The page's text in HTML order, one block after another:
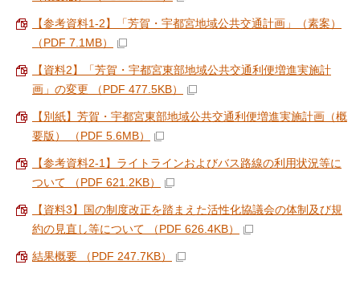
【参考資料1-2】「芳賀・宇都宮地域公共交通計画」（素案）
（PDF 7.1MB）
【資料2】「芳賀・宇都宮東部地域公共交通利便増進実施計
画」の変更 （PDF 477.5KB）
【別紙】芳賀・宇都宮東部地域公共交通利便増進実施計画（概
要版） （PDF 5.6MB）
【参考資料2-1】ライトラインおよびバス路線の利用状況等に
ついて （PDF 621.2KB）
【資料3】国の制度改正を踏まえた活性化協議会の体制及び規
約の見直し等について （PDF 626.4KB）
結果概要 （PDF 247.7KB）